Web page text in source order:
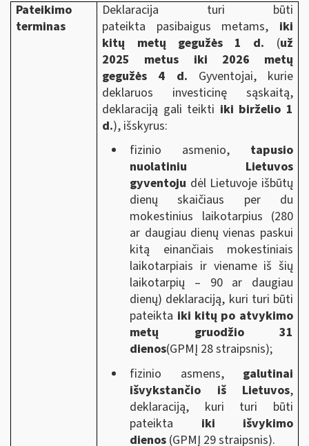
Pateikimo
terminas
Deklaracija turi būti
pateikta pasibaigus metams, iki
kitų metų gegužės 1 d. (už
2025 metus iki 2026 metų
gegužės 4 d. Gyventojai, kurie
deklaruos investicinę sąskaitą,
deklaraciją gali teikti iki birželio 1
d.), išskyrus:
fizinio asmenio, tapusio
nuolatiniu Lietuvos
gyventoju dėl Lietuvoje išbūtų
dienų skaičiaus per du
mokestinius laikotarpius (280
ar daugiau dienų vienas paskui
kitą einančiais mokestiniais
laikotarpiais ir viename iš šių
laikotarpių – 90 ar daugiau
dienų) deklaraciją, kuri turi būti
pateikta iki kitų po atvykimo
metų gruodžio 31
dienos(GPMĮ 28 straipsnis);
fizinio asmens, galutinai
išvykstančio iš Lietuvos,
deklaraciją, kuri turi būti
pateikta iki išvykimo
dienos (GPMĮ 29 straipsnis).